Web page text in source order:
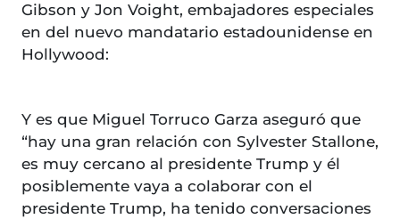
Gibson y Jon Voight, embajadores especiales
en del nuevo mandatario estadounidense en
Hollywood:
Y es que Miguel Torruco Garza aseguró que
“hay una gran relación con Sylvester Stallone,
es muy cercano al presidente Trump y él
posiblemente vaya a colaborar con el
presidente Trump, ha tenido conversaciones